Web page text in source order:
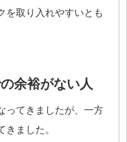
を取り入れやすいとも
余裕がない人
ってきましたが、一方
ました。